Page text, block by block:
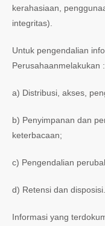
kerahasiaan,
integritas).
Untuk pengendalian
Perusahaanmelakukan :
a) Distribusi, akses,
b) Penyimpanan dan
keterbacaan;
c) Pengendalian
d) Retensi dan disposisi.
Informasi yang